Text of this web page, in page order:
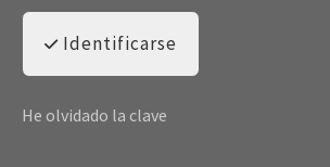
Identificarse
He olvidado la clave